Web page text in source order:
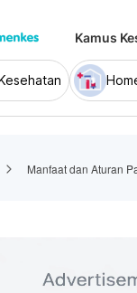
Kamus
Manfaat dan Aturan